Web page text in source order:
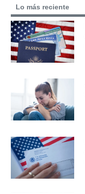
Lo más reciente